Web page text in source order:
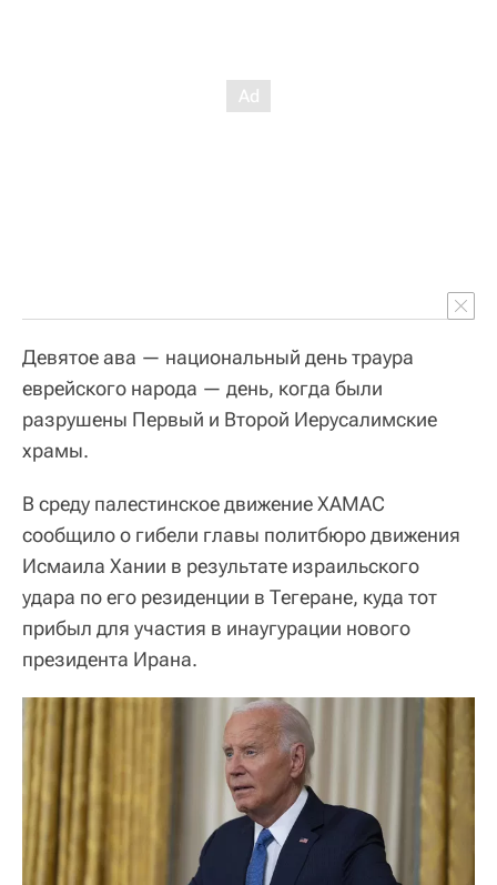
Девятое ава — национальный день траура
еврейского народа — день, когда были
разрушены Первый и Второй Иерусалимские
храмы.
В среду палестинское движение ХАМАС
сообщило о гибели главы политбюро движения
Исмаила Хании в результате израильского
удара по его резиденции в Тегеране, куда тот
прибыл для участия в инаугурации нового
президента Ирана.